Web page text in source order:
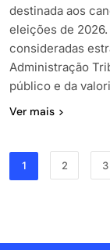
destinada aos
eleições de
consideradas
Administração
público e da
Ver mais
1 2 3